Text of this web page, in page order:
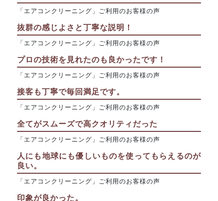
「エアコンクリーニング」ご利用のお客様の声
抜群の感じよさと丁寧な説明！
「エアコンクリーニング」ご利用のお客様の声
プロの技術を見れたのも良かったです！
「エアコンクリーニング」ご利用のお客様の声
接客も丁寧で毎回満足です。
「エアコンクリーニング」ご利用のお客様の声
全てがスムーズで高クオリティだった
「エアコンクリーニング」ご利用のお客様の声
人にも地球にも優しいものを使ってもらえるのが
良い。
「エアコンクリーニング」ご利用のお客様の声
印象が良かった。